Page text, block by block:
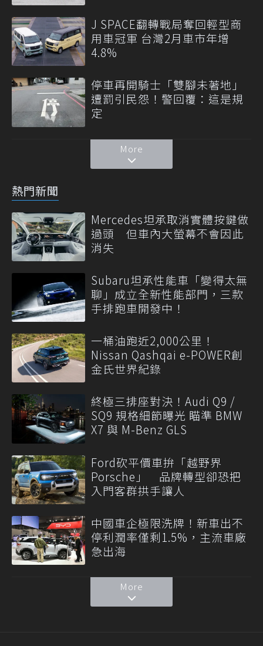
J SPACE翻轉戰局奪回輕型商
用車冠軍 台灣2月車市年增
4.8%
停車再開騎士「雙腳未著地」
遭罰引民怨！警回覆：這是規
定
More
熱門新聞
Mercedes坦承取消實體按鍵做
過頭 但車內大螢幕不會因此
消失
Subaru坦承性能車「變得太無
聊」成立全新性能部門，三款
手排跑車開發中！
一桶油跑近2,000公里！
Nissan Qashqai e-POWER創
金氏世界紀錄
終極三排座對決！Audi Q9 /
SQ9 規格細節曝光 瞄準 BMW
X7 與 M-Benz GLS
Ford砍平價車拚「越野界
Porsche」 品牌轉型卻恐把
入門客群拱手讓人
中國車企極限洗牌！新車出不
停利潤率僅剩1.5%，主流車廠
急出海
More